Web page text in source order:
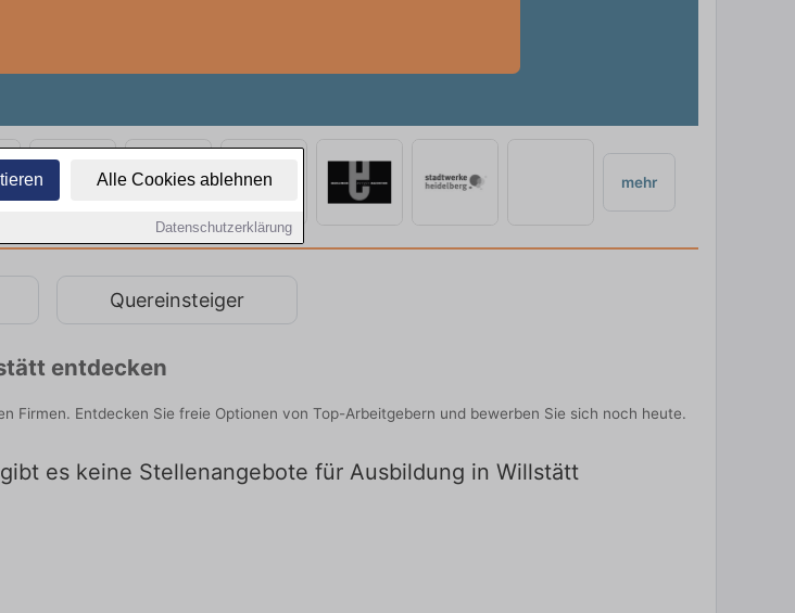
Alle Cookies ablehnen
Datenschutzerklärung
mehr
Quereinsteiger
entdecken
Firmen. Entdecken Sie freie Optionen von Top-Arbeitgebern und bewerben Sie sich noch heute.
es keine Stellenangebote für Ausbildung in Willstätt